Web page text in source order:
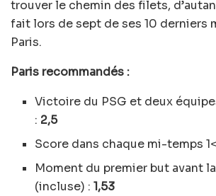
trouver le chemin des filets,
fait lors de sept de ses 10 derniers
Paris.
Paris recommandés :
Victoire du PSG et deux
: 2,5
Score dans chaque mi-temps
Moment du premier but avant
(incluse) :1,53